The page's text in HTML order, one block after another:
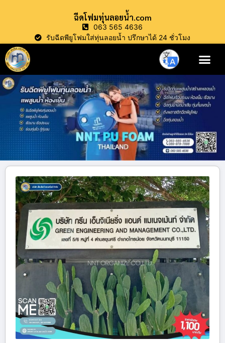
ฉีดโฟมทุ่นลอยน้ำ.com
063 565 4636
รับฉีดพียูโฟมใส่ทุ่นลอยน้ำ ปรึกษาได้ 24 ชั่วโมง